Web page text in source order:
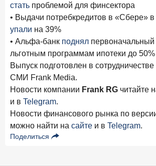
стать проблемой для финсектора
• Выдачи потребкредитов в «Сбере» в
упали на 39%
• Альфа-банк поднял первоначальный
льготным программам ипотеки до 50%
Выпуск подготовлен в
СМИ Frank Media.
Новости компании Frank RG читайте
и в Telegram.
Новости финансового рынка по
можно найти на сайте и в Telegram.
Поделиться